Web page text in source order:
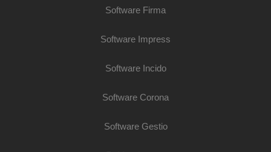
Software Firma
Software Impress
Software Incido
Software Corona
Software Gestio